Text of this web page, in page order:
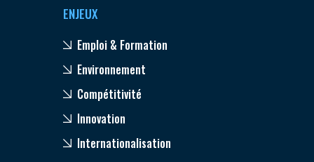
ENJEUX
Emploi & Formation
Environnement
Compétitivité
Innovation
Internationalisation